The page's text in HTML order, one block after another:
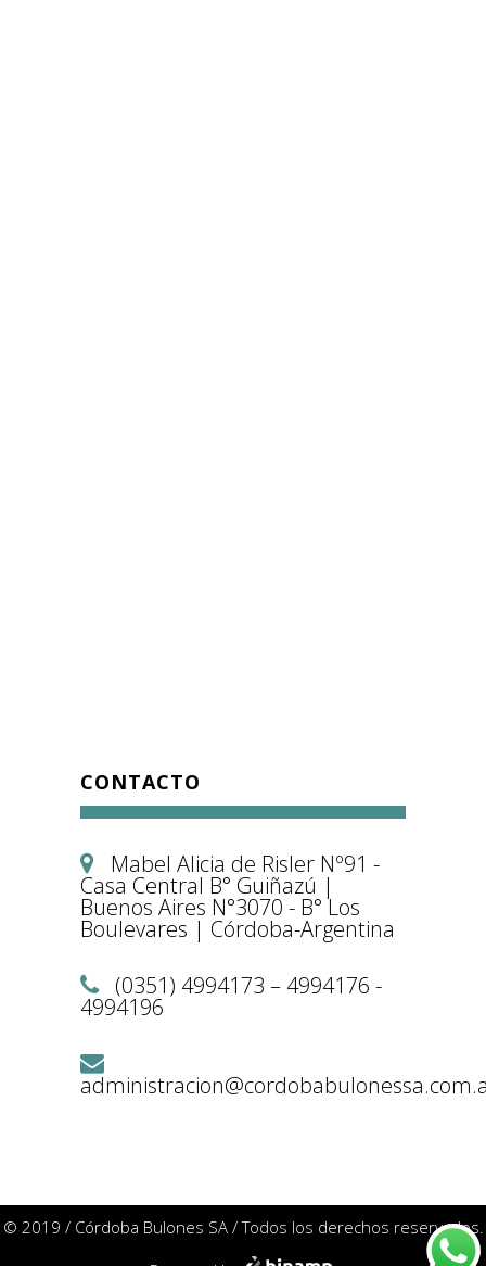
CONTACTO
Mabel Alicia de Risler Nº91 -
Casa Central B° Guiñazú |
Buenos Aires N°3070 - B° Los
Boulevares | Córdoba-Argentina
(0351) 4994173 – 4994176 -
4994196
© 2019 / Córdoba Bulones SA / Todos los derechos reservados.